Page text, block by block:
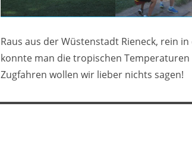
Raus aus der Wüstenstadt Rieneck, rein
konnte man die tropischen
Zugfahren wollen wir lieber nichts sagen!